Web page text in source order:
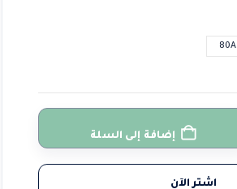
80A
إضافة إلى السلة
اشتر الآن